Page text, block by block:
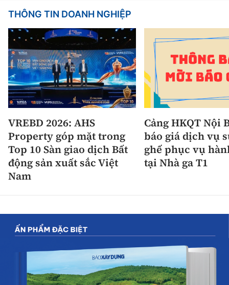
THÔNG TIN DOANH NGHIỆP
VREBD 2026: AHS
Property góp mặt trong
Top 10 Sàn giao dịch Bất
động sản xuất sắc Việt
Nam
Cảng HKQT Nội
báo giá dịch vụ
ghế phục vụ
tại Nhà ga T1